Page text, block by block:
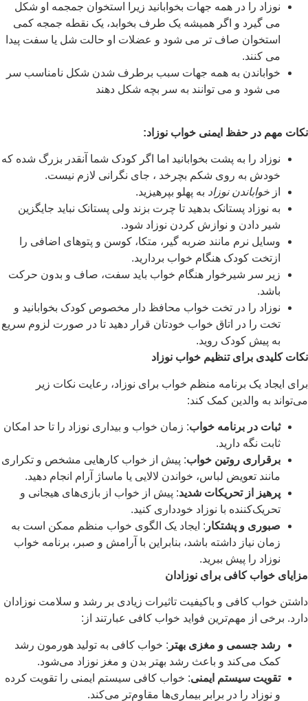
نوزاد را در همه جهات بخوابانید زیرا استخوان جمجمه او شکل
می گیرد و اگر همیشه یک طرف بخوابد، یک نقطه جمجه کمی
استخوان صاف تر می شود و عضلات او حالت شل یا سفت پیدا
می کنند.
خواباندن به همه جهات سبب برطرف شدن شکل نامناسب سر
می شود و می توانند به سر بچه شکل دهند
نکات مهم در حفظ ایمنی خواب نوزاد:
نوزاد را به پشت بخوابانید اما اگر کودک شما آنقدر بزرگ شده که
خودش به روی شکم بچرخد ، جای نگرانی لازم نیست.
از خواباندن نوزاد به پهلو بپرهیزید.
به نوزاد پستانک بدهید تا چرت بزند ولی پستانک نباید جایگزین
شیر دادن و نوازش کردن نوزاد شود.
وسایل نرم مانند ضربه گیر، متکا، کوسن و پتوهای اضافی را
ازتخت کودک هنگام خواب بردارید.
زیر سر شیرخوار هنگام خواب باید سفت، صاف و بدون حرکت
باشد.
نوزاد را در تخت خواب محافظ دار مخصوص کودک بخوابانید و
تخت را در اتاق خواب خودتان قرار دهید تا در صورت لزوم سریع
به پیش کودک روید.
نکات کلیدی برای تنظیم خواب نوزاد
برای ایجاد یک برنامه منظم خواب برای نوزاد، رعایت نکات زیر
می‌تواند به والدین کمک کند:
ثبات در برنامه خواب: زمان خواب و بیداری نوزاد را تا حد امکان
ثابت نگه دارید.
برقراری روتین خواب: پیش از خواب کارهایی مشخص و تکراری
مانند تعویض لباس، خواندن لالایی یا ماساژ آرام انجام دهید.
پرهیز از تحریکات شدید: پیش از خواب از بازی‌های هیجانی و
تحریک‌کننده با نوزاد خودداری کنید.
صبوری و پشتکار : ایجاد یک الگوی خواب منظم ممکن است به
زمان نیاز داشته باشد، بنابراین با آرامش و صبر، برنامه خواب
نوزاد را پیش ببرید.
مزایای خواب کافی برای نوزادان
داشتن خواب کافی و باکیفیت تاثیرات زیادی بر رشد و سلامت نوزادان
دارد. برخی از مهم‌ترین فواید خواب کافی عبارتند از:
رشد جسمی و مغزی بهتر : خواب کافی به تولید هورمون رشد
کمک می‌کند و باعث رشد بهتر بدن و مغز نوزاد می‌شود.
تقویت سیستم ایمنی: خواب کافی سیستم ایمنی را تقویت کرده
و نوزاد را در برابر بیماری‌ها مقاوم‌تر می‌کند.